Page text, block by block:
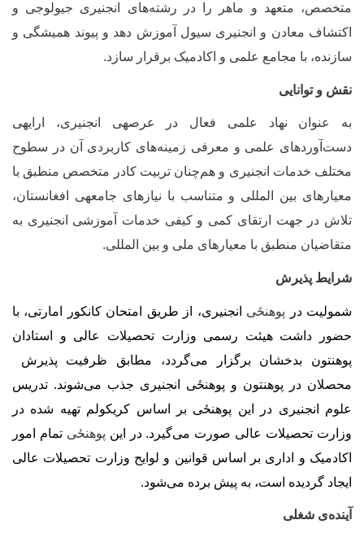
متعهد و ماهر را در رشته‌های انجنیری جیولوجی و
معادن و انجنیری سیول آموزش دهد و پیوند همیشگی و
با مجامع علمی و اکادمیک برقرار سازد.
و توانایی
عنوان نهاد علمی فعال در عرصه‏ی انجنیری، ارایه‏ی
علمی و معرفی زمینه‌های کاربردی آن در سطوح
خدمات انجنیری و هم‌چنان تربیت کادر متخصص منطبق با
بین المللی و متناسب با نیازهای جامعه‏ی افغانستان،
در جهت ارتقای کمی و کیفی خدمات آموزشی انجنیری به
منطبق با معیارهای ملی و بین المللی.
پذیرش
درپوهنځیانجنیری، از طریق امتحان کانکور امارتی، با
داشت هیئت رسمی وزارت تحصیلات عالی و استادان
بدخشان برگزار می‌گردد، مطابق ظرفیت پذیرش
در پوهنتون و پوهنځی انجنیری جذب می‌شوند. تدریس
انجنیری در این پوهنځی بر اساس کریکولم تهیه شده در
تحصیلات عالی صورت می‌گیرد. در اینپوهنځیتمام امور
و اداری بر اساس قوانین و لوایح وزارت تحصیلات عالی
گردیده است، به پیش برده می‌شود.
ی شغلی